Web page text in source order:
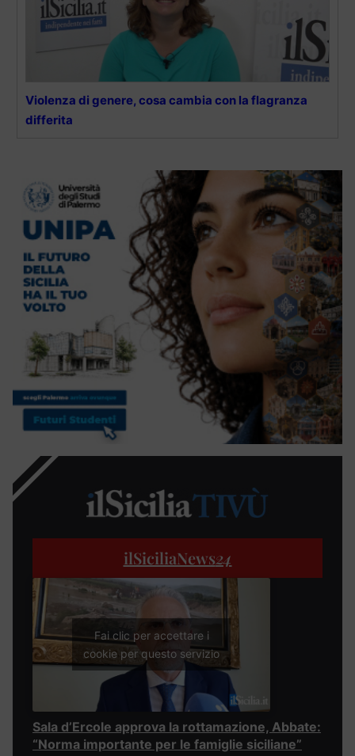
Violenza di genere, cosa cambia con la flagranza
differita
ilSiciliaNews24
Fai clic per accettare i
cookie per questo servizio
Sala d’Ercole approva la rottamazione, Abbate:
“Norma importante per le famiglie siciliane”